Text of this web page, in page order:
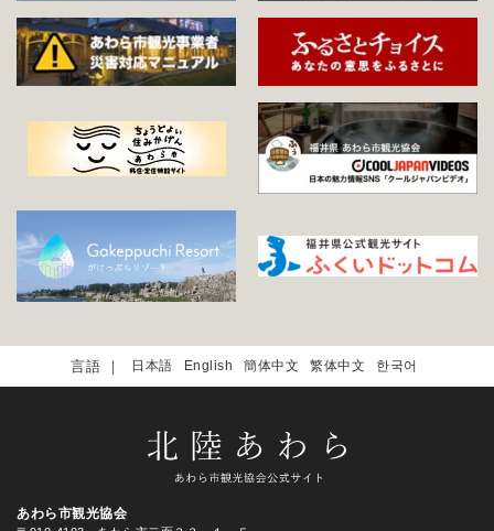
日本語 English 簡体中文 繁体中文 한국어
あわら市観光協会